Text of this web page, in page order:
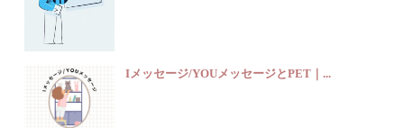
Iメッセージ/YOUメッセージとPET｜...